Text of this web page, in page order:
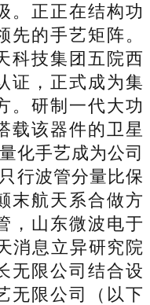
。正正在结构功
的手艺矩阵。
科技集团五院西
证，正式成为集
。研制一代大功
载该器件的卫星
化手艺成为公司
行波管分量比保
末航天系合做方
，山东微波电于
消息立异研究院
无限公司结合设
无限公司（以下